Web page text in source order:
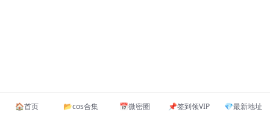
🏠️首页 📂cos合集 📅微密圈 📌签到领VIP 💎最新地址